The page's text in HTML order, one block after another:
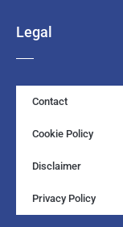
Legal
Contact
Cookie Policy
Disclaimer
Privacy Policy